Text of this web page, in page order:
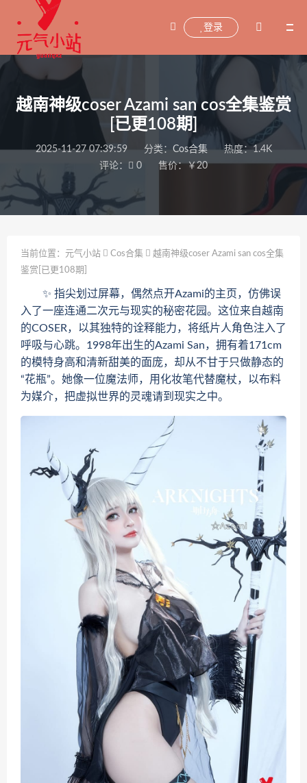
登录
越南神级coser Azami san cos全集鉴赏
[已更108期]
2025-11-27 07:39:59 分类： Cos合集
热度：1.4K
评论：
0 售价：￥20
当前位置： 元气小站 Cos合集
越南神级coser Azami san cos全集
鉴赏[已更108期]
✨ 指尖划过屏幕，偶然点开Azami的主页，仿佛误
入了一座连通二次元与现实的秘密花园。这位来自越南
的COSER，以其独特的诠释能力，将纸片人角色注入了
呼吸与心跳。1998年出生的Azami San，拥有着171cm
的模特身高和清新甜美的面庞，却从不甘于只做静态的
“花瓶”。她像一位魔法师，用化妆笔代替魔杖，以布料
为媒介，把虚拟世界的灵魂请到现实之中。